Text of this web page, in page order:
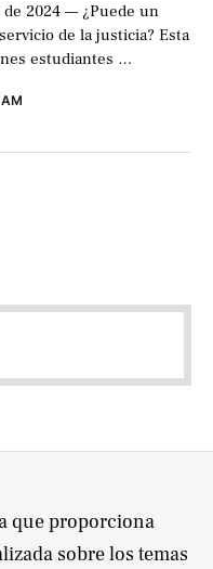
2024 — ¿Puede un
de la justicia? Esta
estudiantes …
que proporciona
sobre los temas